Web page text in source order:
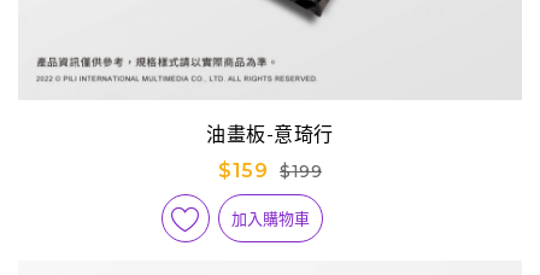
油畫板-意琦行
$159
$199
加入購物車